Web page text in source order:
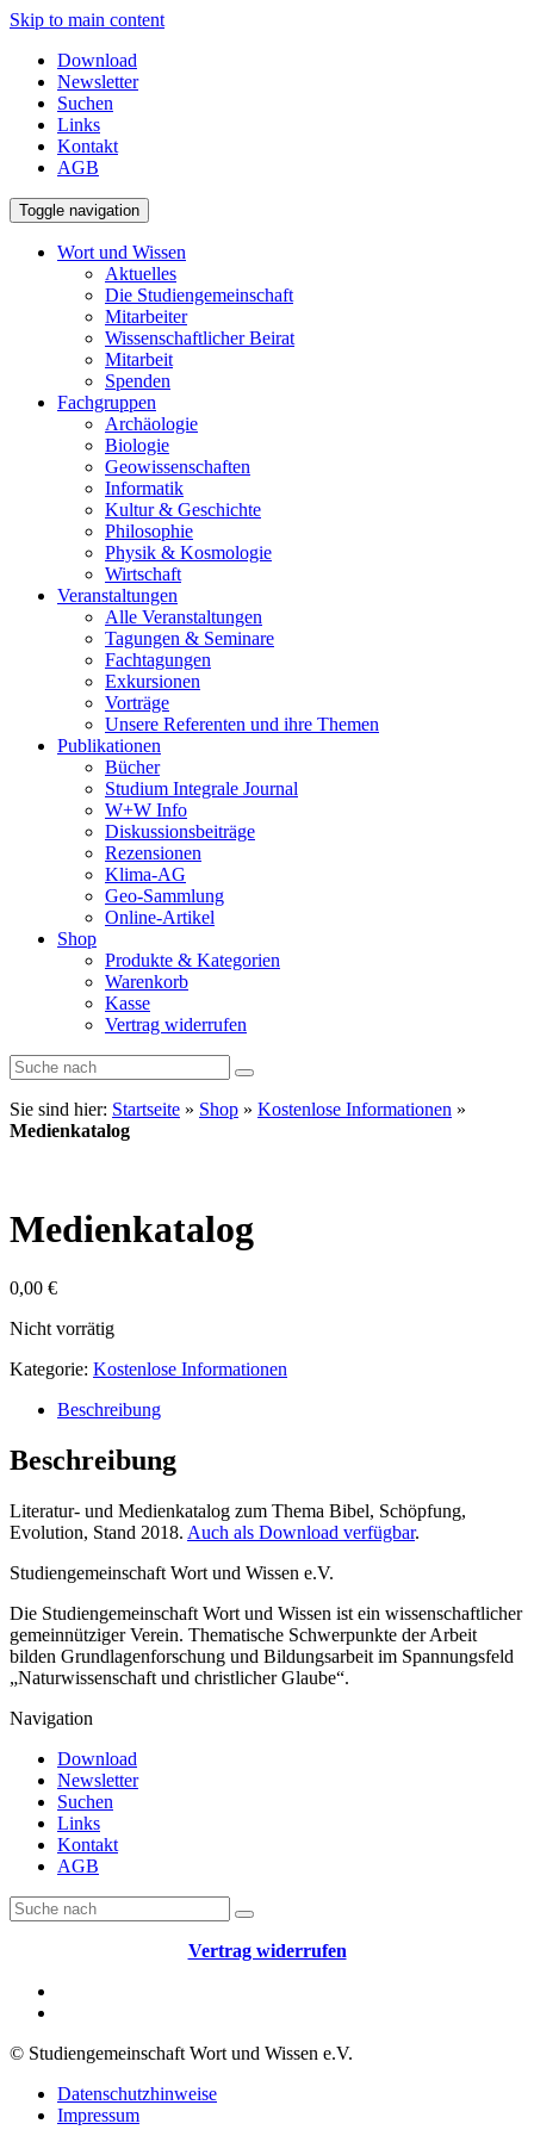
Skip to main content
Download
Newsletter
Suchen
Links
Kontakt
AGB
Toggle navigation
Wort und Wissen
Aktuelles
Die Studiengemeinschaft
Mitarbeiter
Wissenschaftlicher Beirat
Mitarbeit
Spenden
Fachgruppen
Archäologie
Biologie
Geowissenschaften
Informatik
Kultur & Geschichte
Philosophie
Physik & Kosmologie
Wirtschaft
Veranstaltungen
Alle Veranstaltungen
Tagungen & Seminare
Fachtagungen
Exkursionen
Vorträge
Unsere Referenten und ihre Themen
Publikationen
Bücher
Studium Integrale Journal
W+W Info
Diskussionsbeiträge
Rezensionen
Klima-AG
Geo-Sammlung
Online-Artikel
Shop
Produkte & Kategorien
Warenkorb
Kasse
Vertrag widerrufen
Sie sind hier: Startseite » Shop » Kostenlose Informationen »
Medienkatalog
Medienkatalog
0,00 €
Nicht vorrätig
Kategorie: Kostenlose Informationen
Beschreibung
Beschreibung
Literatur- und Medienkatalog zum Thema Bibel, Schöpfung,
Evolution, Stand 2018. Auch als Download verfügbar.
Studiengemeinschaft Wort und Wissen e.V.
Die Studiengemeinschaft Wort und Wissen ist ein wissenschaftlicher
gemeinnütziger Verein. Thematische Schwerpunkte der Arbeit
bilden Grundlagenforschung und Bildungsarbeit im Spannungsfeld
„Naturwissenschaft und christlicher Glaube“.
Navigation
Download
Newsletter
Suchen
Links
Kontakt
AGB
Vertrag widerrufen
© Studiengemeinschaft Wort und Wissen e.V.
Datenschutzhinweise
Impressum